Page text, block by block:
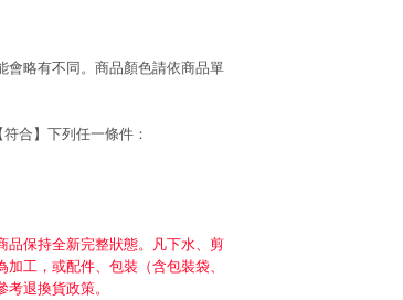
會略有不同。商品顏色請依商品單
合】下列任一條件：
保持全新完整狀態。凡下水、剪
工，或配件、包裝（含包裝袋、
退換貨政策。